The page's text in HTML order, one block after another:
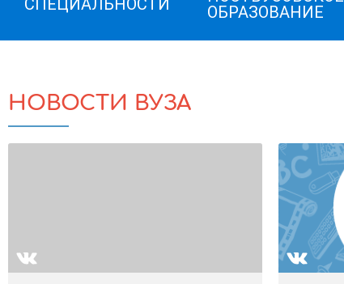
СПЕЦИАЛЬНОСТИ
ОБРАЗОВАНИЕ
НОВОСТИ ВУЗА